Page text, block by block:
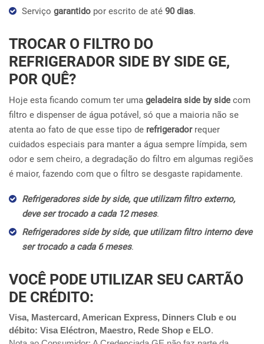
Serviço garantido por escrito de até 90 dias.
TROCAR O FILTRO DO
REFRIGERADOR SIDE BY SIDE GE,
POR QUÊ?
Hoje esta ficando comum ter uma geladeira side by side com
filtro e dispenser de água potável, só que a maioria não se
atenta ao fato de que esse tipo de refrigeradorrequer
cuidados especiais para manter a água sempre límpida, sem
odor e sem cheiro, a degradação do filtro em algumas regiões
é maior, fazendo com que o filtro se desgaste rapidamente.
Refrigeradores side by side, que utilizam filtro externo,
deve ser trocado a cada 12 meses.
Refrigeradores side by side, que utilizam filtro interno deve
ser trocado a cada 6 meses.
VOCÊ PODE UTILIZAR SEU CARTÃO
DE CRÉDITO:
Visa, Mastercard, American Express, Dinners Club e ou
débito: Visa Eléctron, Maestro, Rede Shop e ELO.